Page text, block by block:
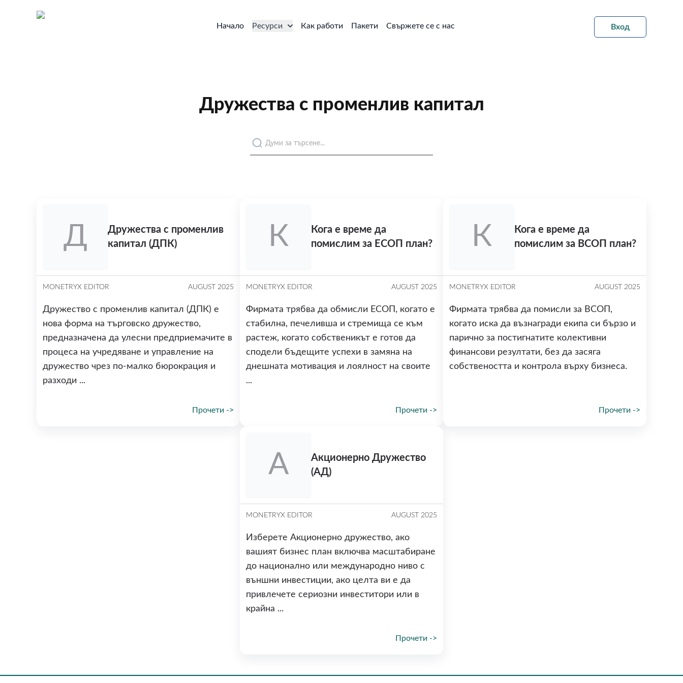
Начало Ресурси Как работи Пакети Свържете се с нас Вход
Дружества с променлив капитал
Д
Дружества с променлив
капитал (ДПК)
MONETRYX EDITOR AUGUST 2025
Дружество с променлив капитал (ДПК) е
нова форма на търговско дружество,
предназначена да улесни предприемачите в
процеса на учредяване и управление на
дружество чрез по-малко бюрокрация и
разходи ...
Прочети ->
К
Кога е време да
помислим за ЕСОП план?
MONETRYX EDITOR AUGUST 2025
Фирмата трябва да обмисли ЕСОП, когато е
стабилна, печеливша и стремища се към
растеж, когато собственикът е готов да
сподели бъдещите успехи в замяна на
днешната мотивация и лоялност на своите
...
Прочети ->
К
Кога е време да
помислим за ВСОП план?
MONETRYX EDITOR AUGUST 2025
Фирмата трябва да помисли за ВСОП,
когато иска да възнагради екипа си бързо и
парично за постигнатите колективни
финансови резултати, без да засяга
собствеността и контрола върху бизнеса.
Прочети ->
А
Акционерно Дружество
(АД)
MONETRYX EDITOR AUGUST 2025
Изберете Акционерно дружество, ако
вашият бизнес план включва масштабиране
до национално или международно ниво с
външни инвестиции, ако целта ви е да
привлечете сериозни инвеститори или в
крайна ...
Прочети ->